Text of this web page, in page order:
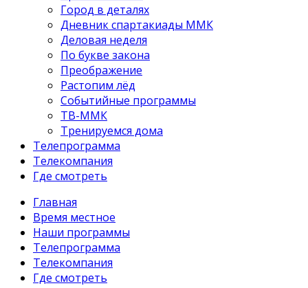
Город в деталях
Дневник спартакиады ММК
Деловая неделя
По букве закона
Преображение
Растопим лёд
Событийные программы
ТВ-ММК
Тренируемся дома
Телепрограмма
Телекомпания
Где смотреть
Главная
Время местное
Наши программы
Телепрограмма
Телекомпания
Где смотреть